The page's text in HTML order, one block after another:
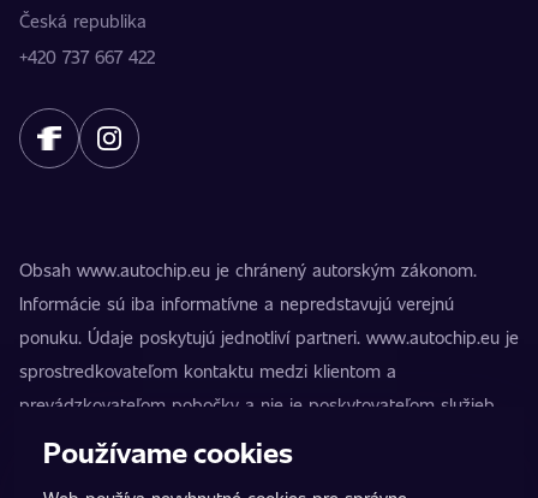
Česká republika
+420 737 667 422
Obsah www.autochip.eu je chránený autorským zákonom.
Informácie sú iba informatívne a nepredstavujú verejnú
ponuku. Údaje poskytujú jednotliví partneri. www.autochip.eu je
sprostredkovateľom kontaktu medzi klientom a
prevádzkovateľom pobočky a nie je poskytovateľom služieb.
AutoChip® je registrovaná ochranná známka Petra Kučeru.
Používame cookies